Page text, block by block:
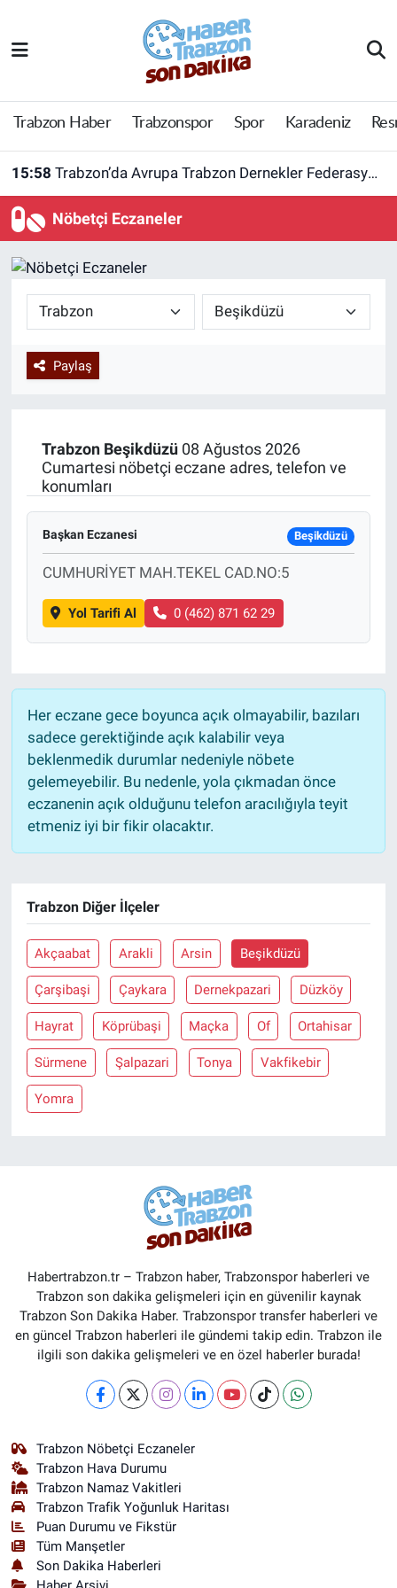
Trabzon Haber Trabzonspor Spor Karadeniz
15:58 Trabzon’da Avrupa Trabzon Dernekler Federasyonu açıldı
Nöbetçi Eczaneler
Paylaş
Trabzon Beşikdüzü08 Ağustos 2026
Cumartesi nöbetçi eczane adres, telefon ve
konumları
Başkan Eczanesi Beşikdüzü
CUMHURİYET MAH.TEKEL CAD.NO:5
Yol Tarifi Al 0 (462) 871 62 29
Her eczane gece boyunca açık olmayabilir, bazıları
sadece gerektiğinde açık kalabilir veya
beklenmedik durumlar nedeniyle nöbete
gelemeyebilir. Bu nedenle, yola çıkmadan önce
eczanenin açık olduğunu telefon aracılığıyla teyit
etmeniz iyi bir fikir olacaktır.
Trabzon Diğer İlçeler
Akçaabat Arakli Arsin Beşikdüzü
Çarşibaşi Çaykara Dernekpazari Düzköy
Hayrat Köprübaşi Maçka Of Ortahisar
Sürmene Şalpazari Tonya Vakfikebir
Yomra
Habertrabzon.tr – Trabzon haber, Trabzonspor haberleri ve
Trabzon son dakika gelişmeleri için en güvenilir kaynak
Trabzon Son Dakika Haber. Trabzonspor transfer haberleri ve
en güncel Trabzon haberleri ile gündemi takip edin. Trabzon ile
ilgili son dakika gelişmeleri ve en özel haberler burada!
Trabzon Nöbetçi Eczaneler
Trabzon Hava Durumu
Trabzon Namaz Vakitleri
Trabzon Trafik Yoğunluk Haritası
Puan Durumu ve Fikstür
Tüm Manşetler
Son Dakika Haberleri
Trabzon Haber
Trabzonspor
Yazarlar
Trabzon Nöbetçi Eczaneler
Trabzon Hava Durumu
Tüm Manşetler
Haber Arşivi